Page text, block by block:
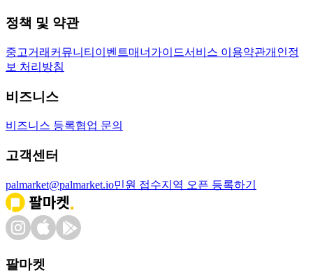
정책 및 약관
중고거래 커뮤니티 이벤트매너가이드서비스 이용약관개인정
보 처리방침
비즈니스
비즈니스 등록협업 문의
고객센터
palmarket@palmarket.io민원 접수지역 오픈 등록하기
팔마켓